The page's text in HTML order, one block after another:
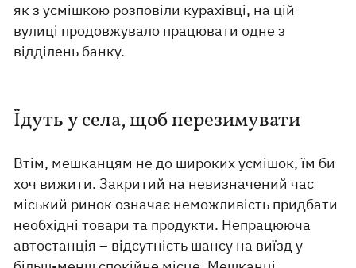
як з усмішкою розповіли курахівці, на цій
вулиці продовжувало працювати одне з
відділень банку.
Їдуть у села, щоб перезимувати
Втім, мешканцям не до широких усмішок, їм би
хоч вижити. Закритий на невизначений час
міський ринок означає неможливість придбати
необхідні товари та продукти. Непрацююча
автостанція – відсутність шансу на виїзд у